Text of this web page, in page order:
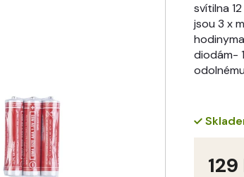
svítilna
jsou 3 x
diodám-